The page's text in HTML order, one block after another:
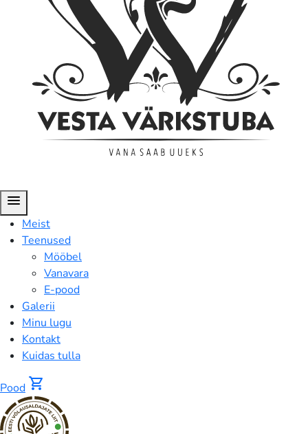
menu
Meist
Teenused
Mööbel
Vanavara
E-pood
Galerii
Minu lugu
Kontakt
Kuidas tulla
Pood shopping_cart